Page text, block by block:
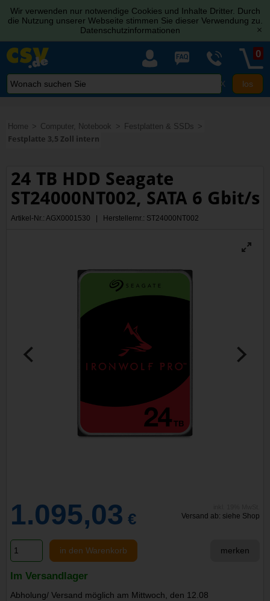
Wir verwenden nur notwendige Cookies und Inhalte Dritter. Durch
die Nutzung unserer Webseite stimmen Sie dieser Verwendung zu.
Datenschutzinformationen
[x]
X
0
Home Computer, Notebook
Festplatten & SSDs
Festplatte 3,5 Zoll intern
24 TB HDD Seagate
ST24000NT002, SATA 6 Gbit/s
Artikel-Nr.: AGX0001530 | Herstellernr.: ST24000NT002
1.095,03 € Versand ab: siehe Shop
in den Warenkorb merken
Im Versandlager
Abholung/ Versand möglich am Mittwoch, den 12.08